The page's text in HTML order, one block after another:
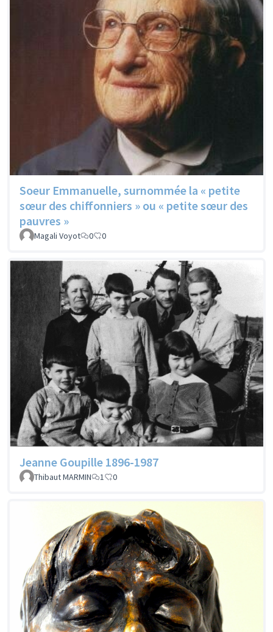
Soeur Emmanuelle, surnommée la « petite
sœur des chiffonniers » ou « petite sœur des
pauvres »
Magali Voyot 0 0
Jeanne Goupille 1896-1987
Thibaut MARMIN 1 0